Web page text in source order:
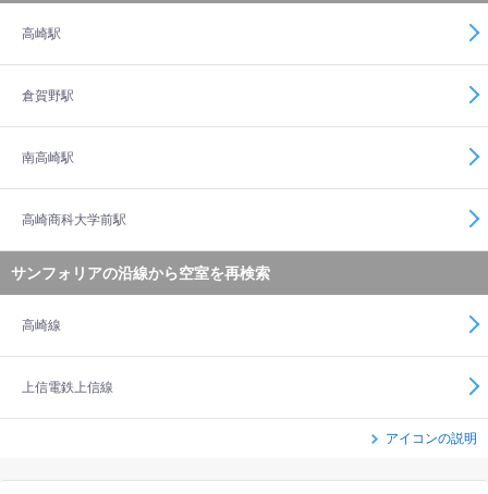
高崎駅
倉賀野駅
南高崎駅
高崎商科大学前駅
サンフォリアの沿線から空室を再検索
高崎線
上信電鉄上信線
アイコンの説明